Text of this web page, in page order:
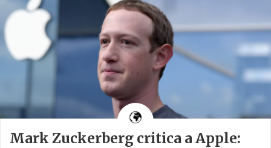
Esto marca un cambio importante respecto a la lentitud con
la que se gestionó la [...]
Mark Zuckerberg critica a Apple: